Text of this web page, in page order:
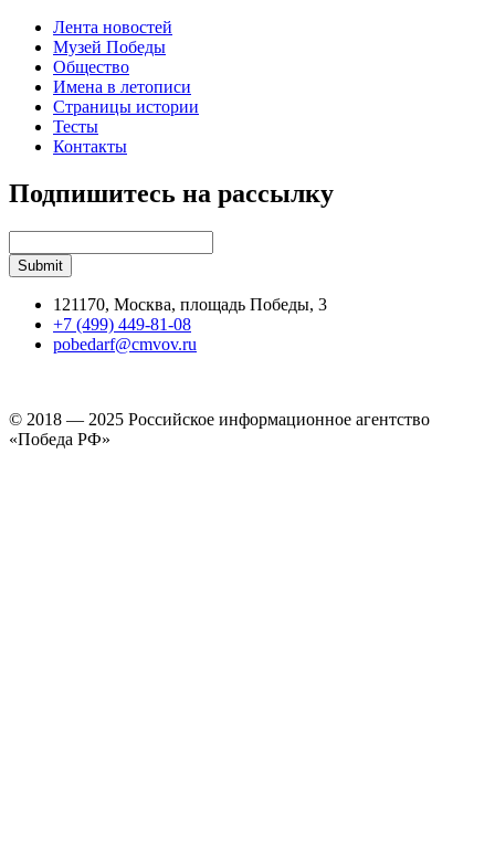
Лента новостей
Музей Победы
Общество
Имена в летописи
Страницы истории
Тесты
Контакты
Подпишитесь на рассылку
121170, Москва, площадь Победы, 3
+7 (499) 449-81-08
pobedarf@cmvov.ru
© 2018 — 2025 Российское информационное агентство
«Победа РФ»